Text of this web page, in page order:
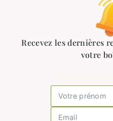
Recevez les dernières
votre